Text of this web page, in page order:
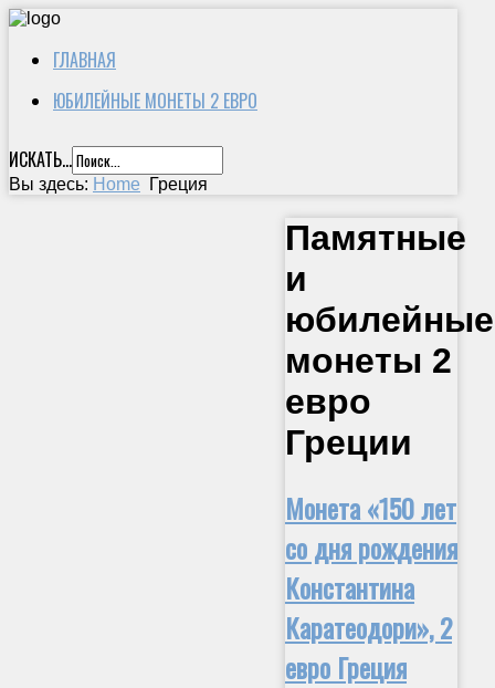
ГЛАВНАЯ
ЮБИЛЕЙНЫЕ МОНЕТЫ 2 ЕВРО
ИСКАТЬ...
Вы здесь: Home Греция
Памятные
и
юбилейные
монеты 2
евро
Греции
Монета «150 лет
со дня рождения
Константина
Каратеодори», 2
евро Греция